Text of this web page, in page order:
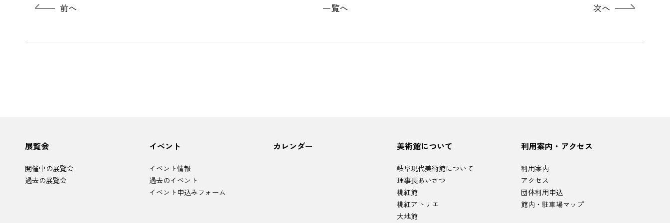
前へ 一覧へ 次へ
サ
イ
マ
ッ
プ
展覧会
開催中の展覧会
過去の展覧会
イベント
イベント情報
過去のイベント
イベント申込みフォーム
カレンダー 美術館について
岐阜現代美術館について
理事長あいさつ
桃紅館
桃紅アトリエ
大地館
利用案内・アクセス
利用案内
アクセス
団体利用申込
館内・駐車場マップ